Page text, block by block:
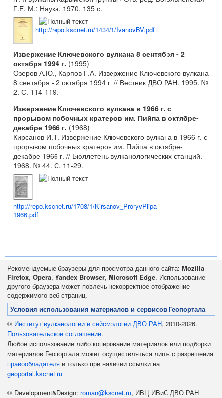
Г.Е. М.: Наука. 1970. 135 с.
http://repo.kscnet.ru/1434/1/IvanovBV.pdf
Извержение Ключевского вулкана 8 сентября - 2
октября 1994 г. (1995)
Озеров А.Ю., Карпов Г.А. Извержение Ключевского вулкана
8 сентября - 2 октября 1994 г. // Вестник ДВО РАН. 1995. №
2. С. 114-119.
Извержение Ключевского вулкана в 1966 г. с
прорывом побочных кратеров им. Пийпа в октябре-
декабре 1966 г. (1968)
Кирсанов И.Т. Извержение Ключевского вулкана в 1966 г. с
прорывом побочных кратеров им. Пийпа в октябре-
декабре 1966 г. // Бюллетень вулканологических станций.
1968. № 44. С. 11-29.
http://repo.kscnet.ru/1708/1/Kirsanov_ProryvPiipa-
1966.pdf
Рекомендуемые браузеры для просмотра данного сайта: Mozilla
Firefox, Opera, Yandex Browser, Microsoft Edge. Использование
другого браузера может повлечь некорректное отображение
содержимого веб-страниц.
Условия использования материалов и сервисов Геопортала
© Институт вулканологии и сейсмологии ДВО РАН, 2010-2026.
Пользовательское соглашение.
Любое использование либо копирование материалов или подборки
материалов Геопортала может осуществляться лишь с разрешения
правообладателя и только при наличии ссылки на
geoportal.kscnet.ru
© Development&Design: roman@kscnet.ru, ИВЦ ИВиС ДВО РАН